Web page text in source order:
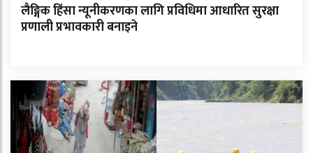
लैङ्गिक हिंसा न्यूनीकरणका लागि प्रविधिमा आधारित सुरक्षा
प्रणाली प्रभावकारी बनाइने